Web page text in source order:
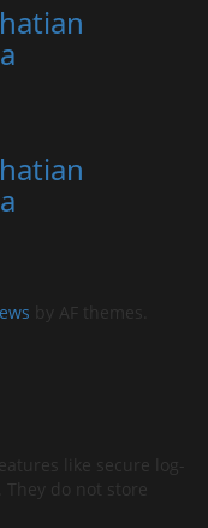
by AF themes.
like secure log-
They do not store